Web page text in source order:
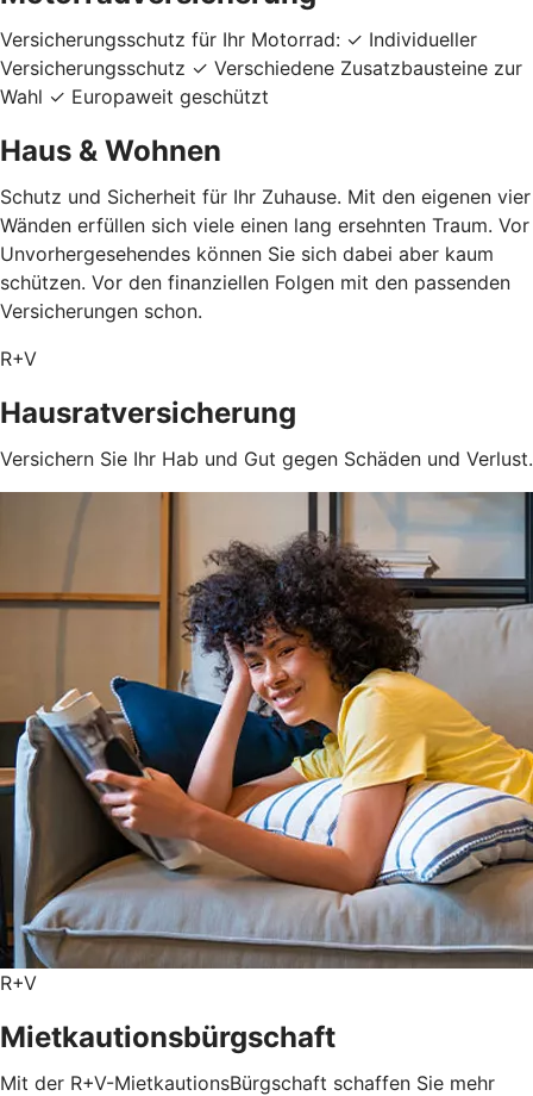
Versicherungsschutz für Ihr Motorrad: ✓ Individueller
Versicherungsschutz ✓ Verschiedene Zusatzbausteine zur
Wahl ✓ Europaweit geschützt
Haus & Wohnen
Schutz und Sicherheit für Ihr Zuhause. Mit den eigenen vier
Wänden erfüllen sich viele einen lang ersehnten Traum. Vor
Unvorhergesehendes können Sie sich dabei aber kaum
schützen. Vor den finanziellen Folgen mit den passenden
Versicherungen schon.
R+V
Hausratversicherung
Versichern Sie Ihr Hab und Gut gegen Schäden und Verlust.
R+V
Mietkautionsbürgschaft
Mit der R+V-MietkautionsBürgschaft schaffen Sie mehr